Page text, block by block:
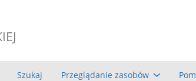
Szukaj Przeglądanie zasobów